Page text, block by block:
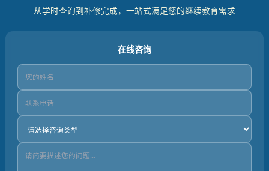
从学时查询到补修完成，一站式满足您的继续教育需求
在线咨询